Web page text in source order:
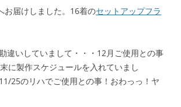
お届けしました。16着のセットアップフラ
違いしていまして・・・12月ご使用との事
に製作スケジュールを入れていまし
25のリハでご使用との事！おわっっ！ヤ